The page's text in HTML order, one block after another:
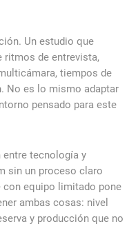
Un estudio que
ritmos de entrevista,
tiempos de
No es lo mismo adaptar
pensado para este
entre tecnología y
sin un proceso claro
equipo limitado pone
ambas cosas: nivel
y producción que no